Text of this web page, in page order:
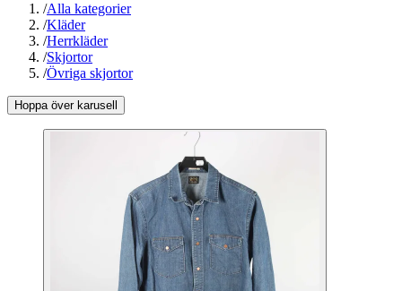
/Alla kategorier
/Kläder
/Herrkläder
/Skjortor
/Övriga skjortor
Hoppa över karusell